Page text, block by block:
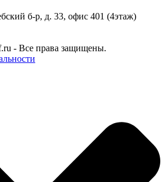
б-р, д. 33, офис 401 (4этаж)
- Все права защищены.